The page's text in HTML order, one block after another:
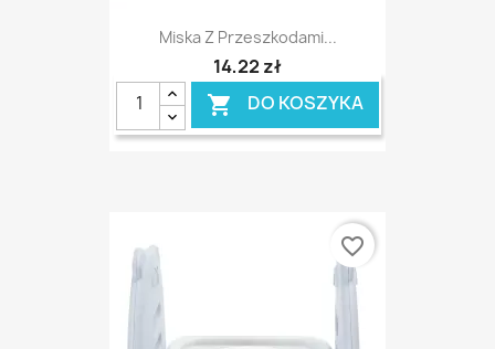
Miska Z Przeszkodami...
14,22 zł
 DO KOSZYKA
favorite_border